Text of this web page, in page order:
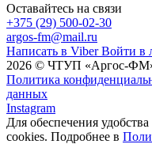
Оставайтесь на связи
+375 (29) 500-02-30
argos-fm@mail.ru
Написать в Viber Войти в
2026 © ЧТУП «Аргос-
Политика
данных
Instagram
Для обеспечения
cookies. Подробнее в